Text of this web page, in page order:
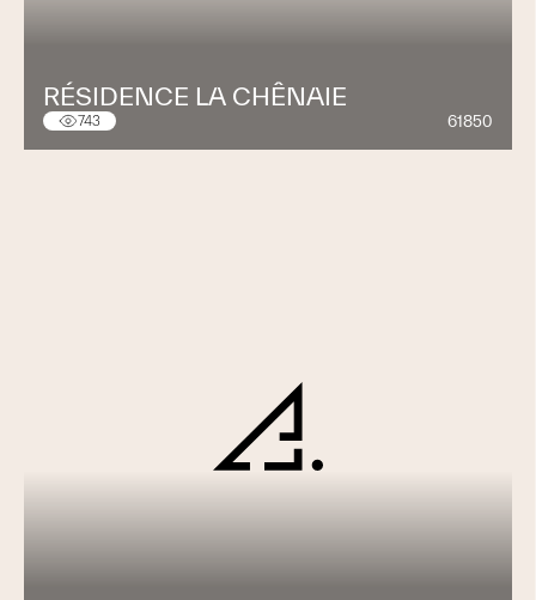
RÉSIDENCE LA CHÊNAIE
743 61850